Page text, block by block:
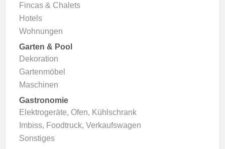
Fincas & Chalets
Hotels
Wohnungen
Garten & Pool
Dekoration
Gartenmöbel
Maschinen
Gastronomie
Elektrogeräte, Ofen, Kühlschrank
Imbiss, Foodtruck, Verkaufswagen
Sonstiges